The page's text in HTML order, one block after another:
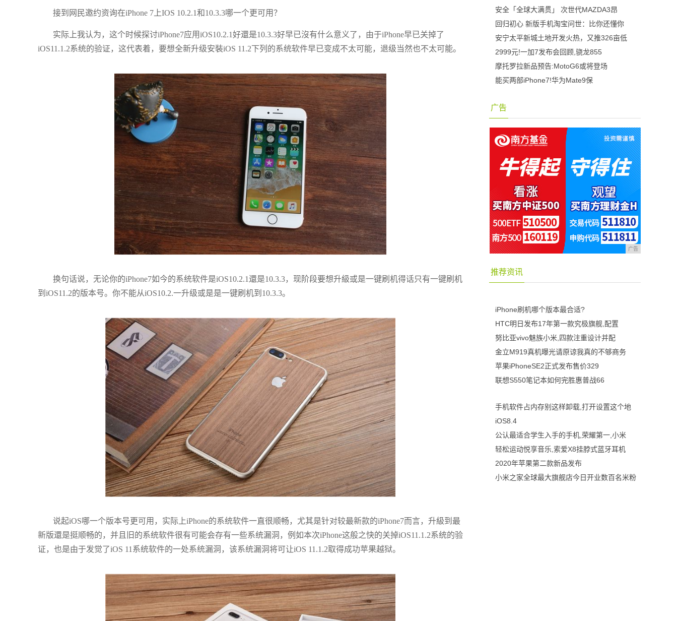
接到网民邀约资询在iPhone 7上IOS 10.2.1和10.3.3哪一个更可用？
实际上我认为，这个时候探讨iPhone7应用iOS10.2.1好還是10.3.3好早已沒有什么意义了，由于iPhone早已关掉了
iOS11.1.2系统的验证，这代表着，要想全新升级安裝iOS 11.2下列的系统软件早已变成不太可能，退级当然也不太可能。
换句话说，无论你的iPhone7如今的系统软件是iOS10.2.1還是10.3.3，现阶段要想升級或是一键刷机得话只有一键刷机
到iOS11.2的版本号。你不能从iOS10.2.一升级或是是一键刷机到10.3.3。
说起iOS哪一个版本号更可用，实际上iPhone的系统软件一直很顺畅，尤其是针对较最新款的iPhone7而言，升級到最
新版還是挺顺畅的，并且旧的系统软件很有可能会存有一些系统漏洞，例如本次iPhone这般之快的关掉iOS11.1.2系统的验
证，也是由于发觉了iOS 11系统软件的一处系统漏洞，该系统漏洞将可让iOS 11.1.2取得成功苹果越狱。
安全「全球大满贯」 次世代MAZDA3昂
回归初心 新版手机淘宝问世：比你还懂你
安宁太平新城土地开发火热，又推326亩低
2999元!一加7发布会回顾,骁龙855
摩托罗拉新品预告:MotoG6或将登场
能买两部iPhone7!华为Mate9保
广告
广告
推荐资讯
iPhone刷机哪个版本最合适?
HTC明日发布17年第一款究极旗舰,配置
努比亚vivo魅族小米,四款注重设计并配
金立M919真机曝光请原谅我真的不够商务
苹果iPhoneSE2正式发布售价329
联想S550笔记本如何完胜惠普战66
手机软件占内存别这样卸载,打开设置这个地
iOS8.4
公认最适合学生入手的手机,荣耀第一,小米
轻松运动悦享音乐,索爱X8挂脖式蓝牙耳机
2020年苹果第二款新品发布
小米之家全球最大旗舰店今日开业数百名米粉